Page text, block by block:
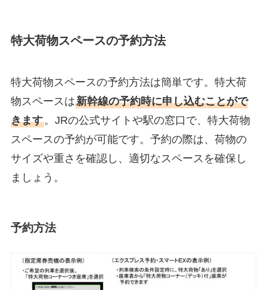
特大荷物スペースの予約方法
特大荷物スペースの予約方法は簡単です。特大荷
物スペースは新幹線の予約時に申し込むことがで
きます。JRの公式サイトや駅の窓口で、特大荷物
スペースの予約が可能です。予約の際は、荷物の
サイズや重さを確認し、適切なスペースを確保し
ましょう。
予約方法